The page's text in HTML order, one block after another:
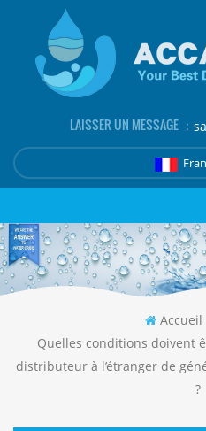
LAISSER UN MESSAGE ：
Accueil
Quelles conditions doivent
distributeur à l’étranger de
?